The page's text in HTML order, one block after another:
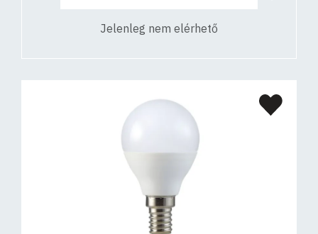
Jelenleg nem elérhető